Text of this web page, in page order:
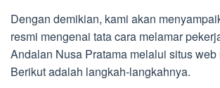
Dengan demikian, kami akan
resmi mengenai tata cara melamar
Andalan Nusa Pratama melalui situs web
Berikut adalah langkah-langkahnya.